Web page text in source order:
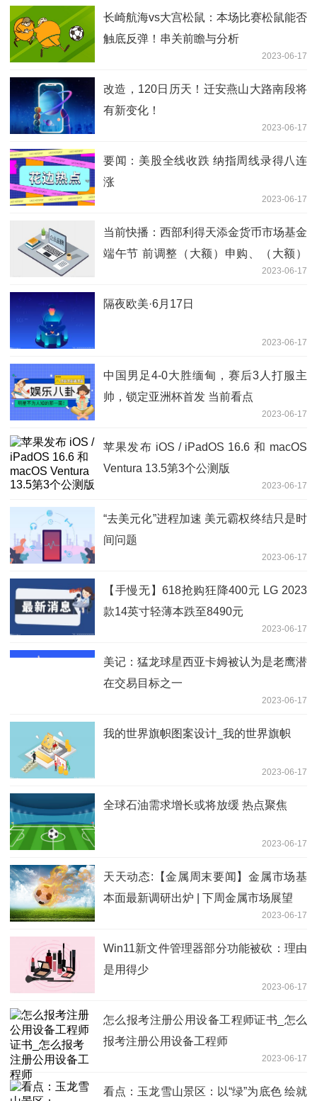
长崎航海vs大宫松鼠：本场比赛松鼠能否
触底反弹！串关前瞻与分析
2023-06-17
改造，120日历天！迁安燕山大路南段将
有新变化！​
2023-06-17
要闻：美股全线收跌 纳指周线录得八连
涨
2023-06-17
当前快播：西部利得天添金货币市场基金
端午节 前调整（大额）申购、（大额）
转换转入、 （大额）定期定额投资业务
的公告
2023-06-17
隔夜欧美·6月17日
2023-06-17
中国男足4-0大胜缅甸，赛后3人打服主
帅，锁定亚洲杯首发 当前看点
2023-06-17
苹果发布 iOS / iPadOS 16.6 和 macOS
Ventura 13.5第3个公测版
2023-06-17
“去美元化”进程加速 美元霸权终结只是时
间问题
2023-06-17
【手慢无】618抢购狂降400元 LG 2023
款14英寸轻薄本跌至8490元
2023-06-17
美记：猛龙球星西亚卡姆被认为是老鹰潜
在交易目标之一
2023-06-17
我的世界旗帜图案设计_我的世界旗帜
2023-06-17
全球石油需求增长或将放缓 热点聚焦
2023-06-17
天天动态:【金属周末要闻】金属市场基
本面最新调研出炉 | 下周金属市场展望
2023-06-17
Win11新文件管理器部分功能被砍：理由
是用得少
2023-06-17
怎么报考注册公用设备工程师证书_怎么
报考注册公用设备工程师
2023-06-17
看点：玉龙雪山景区：以“绿”为底色 绘就